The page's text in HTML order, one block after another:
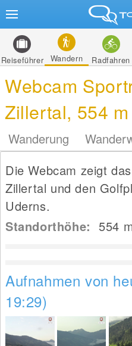
Reiseführer Wandern Radfahren
Webcam
Zillertal, 554 m
Wanderung
Die Webcam zeigt
Zillertal und den
Uderns.
Standorthöhe: 554
Aufnahmen von
19:29)